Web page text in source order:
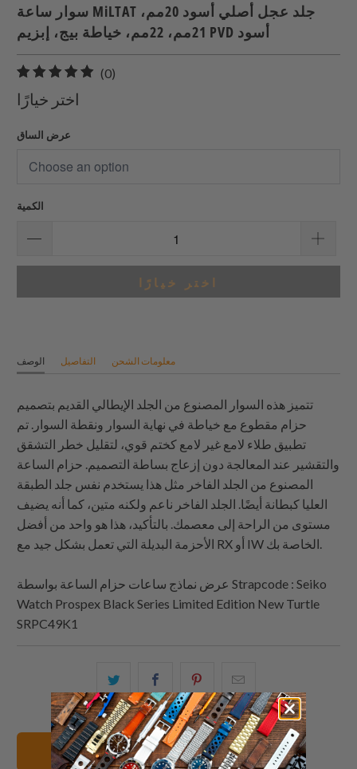
سوار ساعة MiLTAT جلد عجل أصلي أسود 20مم،
21مم، 22مم، خياطة بيج، إبزيم PVD أسود
(0)
اختر خيارًا
عرض الساق
الكمية
اختر خيارًا
الوصف التفاصيل معلومات الشحن
تتميز هذه السوار المصنوع من الجلد الإيطالي القديم بتصميم
حزام مقطوع مع خياطة في نهاية السوار ونقطة السوار. تم
تطبيق طلاء لامع غير لامع كختم قوي، لتقليل خطر التشقق
والتقشير عند المعالجة دون إزعاج بساطة التصميم. حزام الساعة
المصنوع من الجلد الفاخر مثل هذا يستخدم نفس جلد الطبقة
العليا كبطانة أيضًا. الجلد الفاخر ناعم ولكنه متين، كما أنه يضيف
مستوى من الراحة إلى معصمك. بالتأكيد، هذا هو واحد من أفضل
الأحزمة البديلة التي تعمل بشكل جيد مع RX أو IW الخاصة بك.
عرض نماذج ساعات حزام الساعة بواسطةStrapcode : Seiko
Watch Prospex Black Series Limited Edition New Turtle
SRPC49K1
شارك
هذا
على
تويتر
شارك
هذا
على
فيسبوك
شارك
هذا
على
بينتيريست
الإلكتروني
هذا
إلى
صديق
عرض جميع الأساور